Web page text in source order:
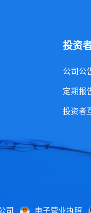
投资
公司公
定期报
投资者
司 电子营业执照